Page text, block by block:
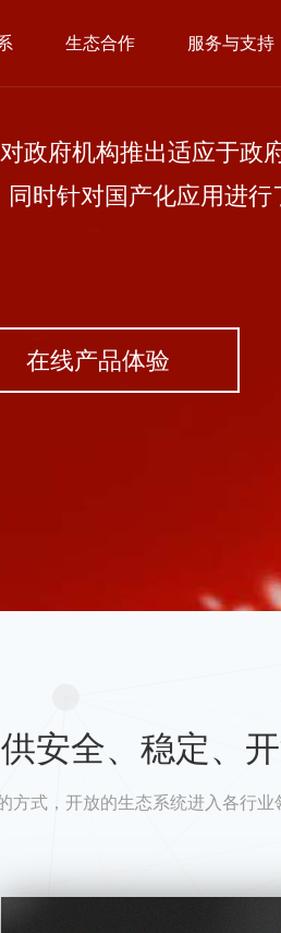
生态合作 服务与支持
府机构推出适应于政
时针对国产化应用进
在线产品体验
安全、稳定、
方式，开放的生态系统进入各行业